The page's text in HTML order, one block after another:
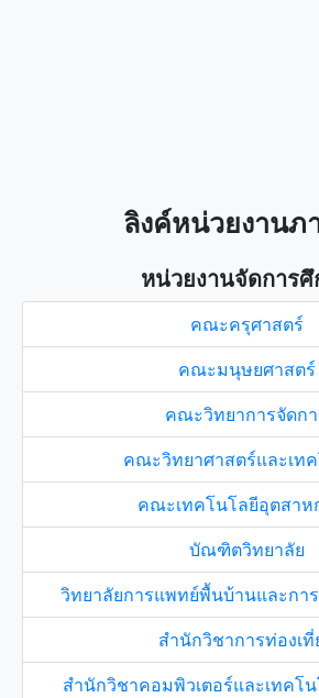
ลิงค์หน่วยงานภ
หน่วยงานจัดการศึ
คณะครุศาสตร์
คณะมนุษยศาสตร์
คณะวิทยาการจัดก
คณะวิทยาศาสตร์และเท
คณะเทคโนโลยีอุตสาห
บัณฑิตวิทยาลัย
วิทยาลัยการแพทย์พื้นบ้านและกา
สำนักวิชาการท่องเที่
สำนักวิชาคอมพิวเตอร์และเทคโ